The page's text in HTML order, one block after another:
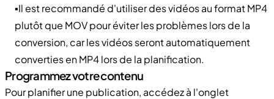
▪️Il est recommandé d'utiliser des vidéos au format MP4
plutôt que MOV pour éviter les problèmes lors de la
conversion, car les vidéos seront automatiquement
converties en MP4 lors de la planification.
Programmez votre contenu
Pour planifier une publication, accédez à l'onglet